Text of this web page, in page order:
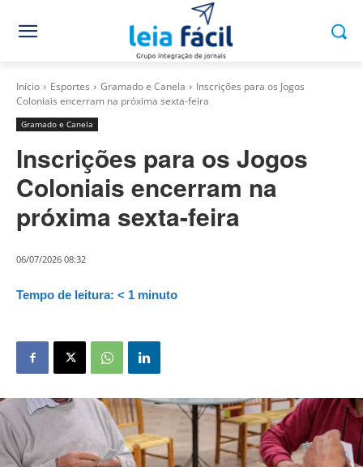
Início Esportes Gramado e Canela
Inscrições para os Jogos
Coloniais encerram na próxima sexta-feira
Gramado e Canela
Inscrições para os Jogos
Coloniais encerram na
próxima sexta-feira
06/07/2026 08:32
Tempo de leitura: < 1 minuto